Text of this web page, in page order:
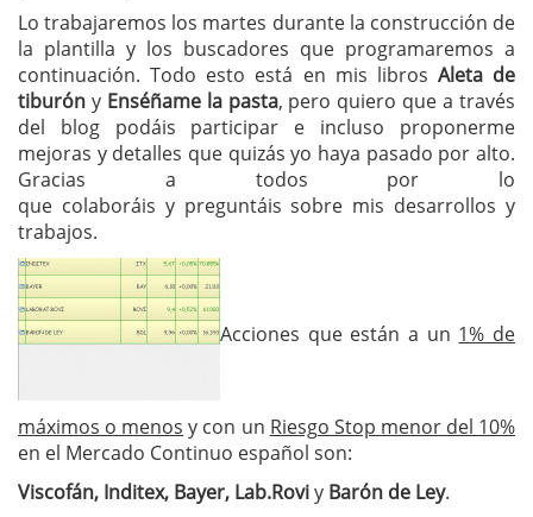
Lo trabajaremos los martes durante la construcción de
la plantilla y los buscadores que programaremos a
continuación. Todo esto está en mis libros Aleta de
tiburón y Enséñame la pasta, pero quiero que a través
del blog podáis participar e incluso proponerme
mejoras y detalles que quizás yo haya pasado por alto.
Gracias a todos por lo
que colaboráis y preguntáis sobre mis desarrollos y
trabajos.
Acciones que están a un 1% de
máximos o menos y con un Riesgo Stop menor del 10%
en el Mercado Continuo español son:
Viscofán, Inditex, Bayer, Lab.Roviy Barón de Ley.